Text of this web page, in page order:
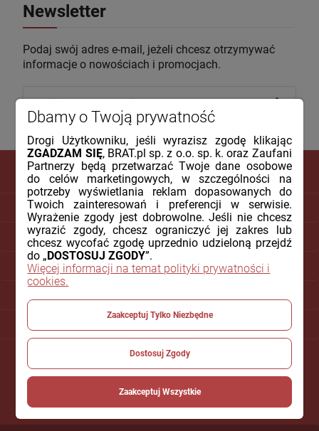
Newsletter
Podaj swój adres e-mail, jeżeli chcesz otrzymywać
informacje o nowościach i promocjach.
DLA KLIENTA
PŁATNOŚCI I DOSTAWA
INFORMACJE
POMOC
Dbamy o Twoją prywatność
Drogi Użytkowniku, jeśli wyrazisz zgodę klikając
ZGADZAM SIĘ, BRAT.pl sp. z o.o. sp. k. oraz Zaufani
Partnerzy będą przetwarzać Twoje dane osobowe
do celów marketingowych, w szczególności na
potrzeby wyświetlania reklam dopasowanych do
Twoich zainteresowań i preferencji w serwisie.
Wyrażenie zgody jest dobrowolne. Jeśli nie chcesz
wyrazić zgody, chcesz ograniczyć jej zakres lub
chcesz wycofać zgodę uprzednio udzieloną przejdź
do „ DOSTOSUJ ZGODY”.
Więcej informacji na temat polityki prywatności i
cookies.
Zaakceptuj Tylko Niezbędne
Dostosuj Zgody
Zaakceptuj Wszystkie